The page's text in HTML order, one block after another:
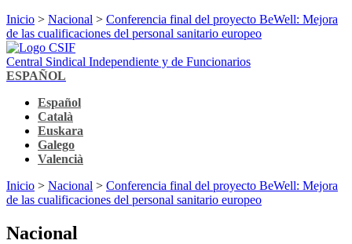
Inicio > Nacional > Conferencia final del proyecto BeWell: Mejora
de las cualificaciones del personal sanitario europeo
Central Sindical Independiente y de Funcionarios
ESPAÑOL
Español
Català
Euskara
Galego
Valencià
Inicio > Nacional > Conferencia final del proyecto BeWell: Mejora
de las cualificaciones del personal sanitario europeo
Nacional